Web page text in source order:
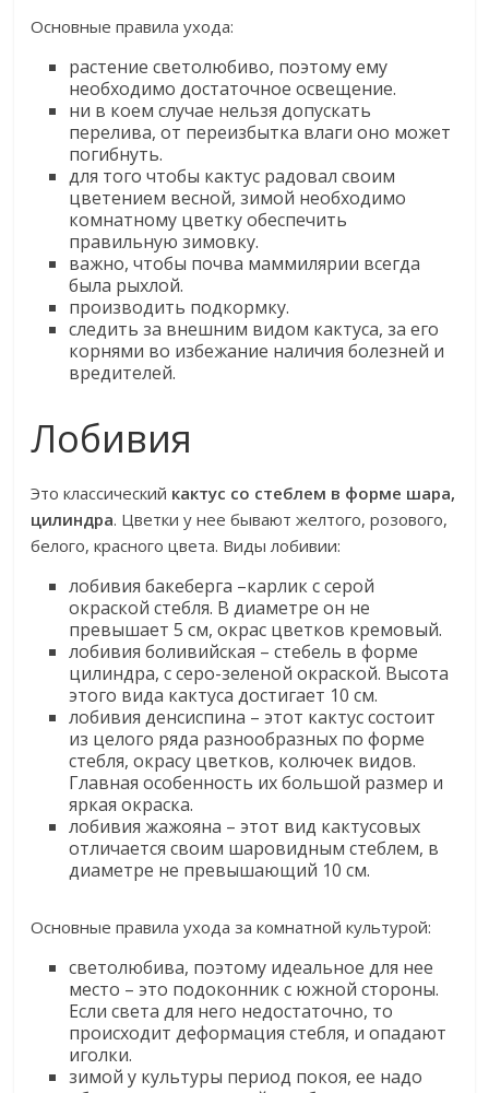
Основные правила ухода:
растение светолюбиво, поэтому ему
необходимо достаточное освещение.
ни в коем случае нельзя допускать
перелива, от переизбытка влаги оно может
погибнуть.
для того чтобы кактус радовал своим
цветением весной, зимой необходимо
комнатному цветку обеспечить
правильную зимовку.
важно, чтобы почва маммилярии всегда
была рыхлой.
производить подкормку.
следить за внешним видом кактуса, за его
корнями во избежание наличия болезней и
вредителей.
Лобивия
Это классический кактус со стеблем в форме шара,
цилиндра. Цветки у нее бывают желтого, розового,
белого, красного цвета. Виды лобивии:
лобивия бакеберга –карлик с серой
окраской стебля. В диаметре он не
превышает 5 см, окрас цветков кремовый.
лобивия боливийская – стебель в форме
цилиндра, с серо-зеленой окраской. Высота
этого вида кактуса достигает 10 см.
лобивия денсиспина – этот кактус состоит
из целого ряда разнообразных по форме
стебля, окрасу цветков, колючек видов.
Главная особенность их большой размер и
яркая окраска.
лобивия жажояна – этот вид кактусовых
отличается своим шаровидным стеблем, в
диаметре не превышающий 10 см.
Основные правила ухода за комнатной культурой:
светолюбива, поэтому идеальное для нее
место – это подоконник с южной стороны.
Если света для него недостаточно, то
происходит деформация стебля, и опадают
иголки.
зимой у культуры период покоя, ее надо